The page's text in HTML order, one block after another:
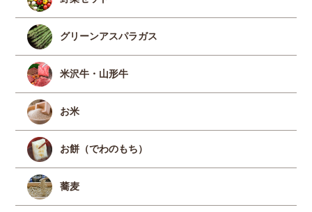
グリーンアスパラガス
米沢牛・山形牛
お米
お餅（でわのもち）
蕎麦